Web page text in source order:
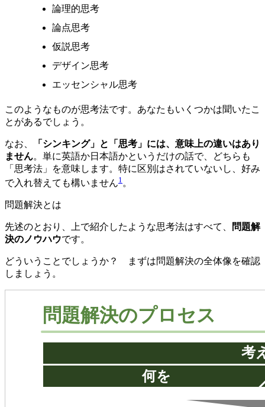
論理的思考
論点思考
仮説思考
デザイン思考
エッセンシャル思考
このようなものが思考法です。あなたもいくつかは聞いたこ
とがあるでしょう。
なお、
「シンキング」と「思考」には、意味上の違いはあり
ません。単に英語か日本語かというだけの話で、どちらも
「思考法」を意味します。特に区別はされていないし、好み
で入れ替えても構いません1。
問題解決とは
先述のとおり、上で紹介したような思考法はすべて、
問題解
決のノウハウです。
どういうことでしょうか？ まずは問題解決の全体像を確認
しましょう。